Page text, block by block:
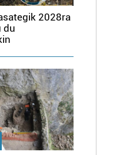
2028ra
du